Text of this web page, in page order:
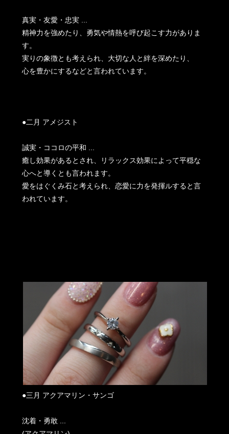
真実・友愛・忠実 ...
精神力を強めたり、勇気や情熱を呼び起こす力がありま
す。
実りの象徴とも考えられ、大切な人と絆を深めたり、
心を豊かにするなどと言われています。
●二月 アメジスト
誠実・ココロの平和 ...
癒し効果があるとされ、リラックス効果によって平穏な
心へと導くとも言われます。
愛をはぐくみ石と考えられ、恋愛に力を発揮ルすると言
われています。
●三月 アクアマリン・サンゴ
沈着・勇敢 ...